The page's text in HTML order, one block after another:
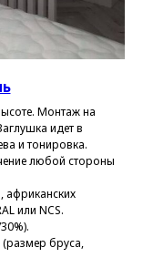
Монтаж на
идет в
и тонировка.
любой стороны
африканских
или NCS.
(размер бруса,